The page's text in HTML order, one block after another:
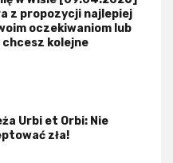
z propozycji najlepiej
oczekiwaniom lub
chcesz kolejne
Urbi et Orbi: Nie
zła!